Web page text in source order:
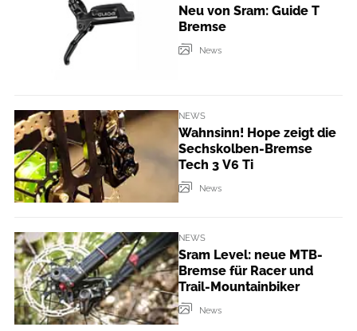
Neu von Sram: Guide T
Bremse
News
NEWS
Wahnsinn! Hope zeigt die
Sechskolben-Bremse
Tech 3 V6 Ti
News
NEWS
Sram Level: neue MTB-
Bremse für Racer und
Trail-Mountainbiker
News